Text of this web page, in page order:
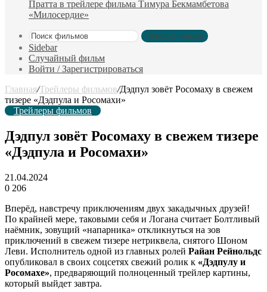
Пратта в трейлере фильма Тимура Бекмамбетова
«Милосердие»
Поиск фильмов
Sidebar
Случайный фильм
Войти / Зарегистрироваться
Главная/Трейлеры фильмов/Дэдпул зовёт Росомаху в свежем
тизере «Дэдпула и Росомахи»
Трейлеры фильмов
Дэдпул зовёт Росомаху в свежем тизере
«Дэдпула и Росомахи»
21.04.2024
0 206
Вперёд, навстречу приключениям двух закадычных друзей!
По крайней мере, таковыми себя и Логана считает Болтливый
наёмник, зовущий «напарника» откликнуться на зов
приключений в свежем тизере нетриквела, снятого Шоном
Леви. Исполнитель одной из главных ролей Райан Рейнольдс
опубликовал в своих соцсетях свежий ролик к «Дэдпулу и
Росомахе», предваряющий полноценный трейлер картины,
который выйдет завтра.